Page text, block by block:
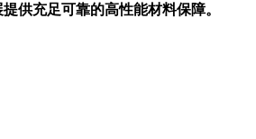
供充足可靠的高性能材料保障。